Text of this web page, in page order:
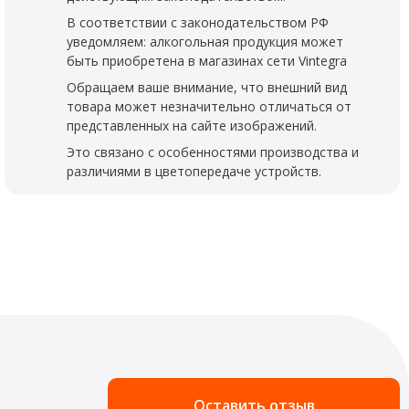
В соответствии с законодательством РФ
уведомляем: алкогольная продукция может
быть приобретена в магазинах сети Vintegra
Обращаем ваше внимание, что внешний вид
товара может незначительно отличаться от
представленных на сайте изображений.
Это связано с особенностями производства и
различиями в цветопередаче устройств.